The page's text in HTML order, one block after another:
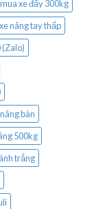
mua xe đẩy 300kg
nâng tay thấp
(Zalo)
bàn
500kg
trắng